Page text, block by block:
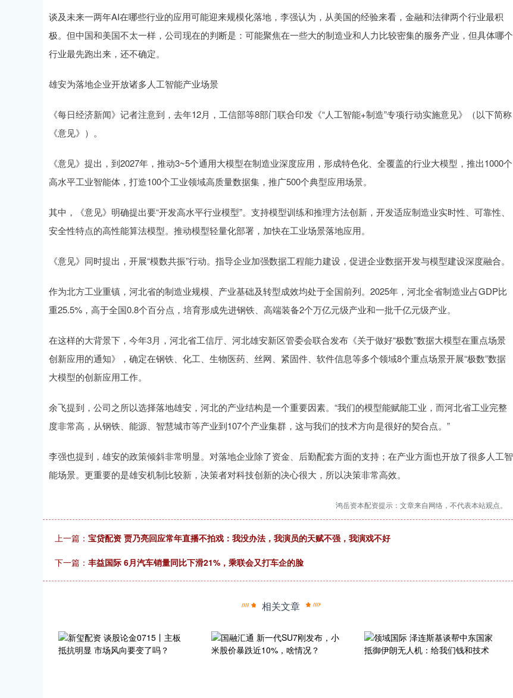
谈及未来一两年AI在哪些行业的应用可能迎来规模化落地，李强认为，从美国的经验来看，金融和法律两个行业最积
极。但中国和美国不太一样，公司现在的判断是：可能聚焦在一些大的制造业和人力比较密集的服务产业，但具体哪个
行业最先跑出来，还不确定。
雄安为落地企业开放诸多人工智能产业场景
《每日经济新闻》记者注意到，去年12月，工信部等8部门联合印发《“人工智能+制造”专项行动实施意见》（以下简称
《意见》）。
《意见》提出，到2027年，推动3~5个通用大模型在制造业深度应用，形成特色化、全覆盖的行业大模型，推出1000个
高水平工业智能体，打造100个工业领域高质量数据集，推广500个典型应用场景。
其中，《意见》明确提出要“开发高水平行业模型”。支持模型训练和推理方法创新，开发适应制造业实时性、可靠性、
安全性特点的高性能算法模型。推动模型轻量化部署，加快在工业场景落地应用。
《意见》同时提出，开展“模数共振”行动。指导企业加强数据工程能力建设，促进企业数据开发与模型建设深度融合。
作为北方工业重镇，河北省的制造业规模、产业基础及转型成效均处于全国前列。2025年，河北全省制造业占GDP比
重25.5%，高于全国0.8个百分点，培育形成先进钢铁、高端装备2个万亿元级产业和一批千亿元级产业。
在这样的大背景下，今年3月，河北省工信厅、河北雄安新区管委会联合发布《关于做好“极数”数据大模型在重点场景
创新应用的通知》，确定在钢铁、化工、生物医药、丝网、紧固件、软件信息等多个领域8个重点场景开展“极数”数据
大模型的创新应用工作。
余飞提到，公司之所以选择落地雄安，河北的产业结构是一个重要因素。“我们的模型能赋能工业，而河北省工业完整
度非常高，从钢铁、能源、智慧城市等产业到107个产业集群，这与我们的技术方向是很好的契合点。”
李强也提到，雄安的政策倾斜非常明显。对落地企业除了资金、后勤配套方面的支持；在产业方面也开放了很多人工智
能场景。更重要的是雄安机制比较新，决策者对科技创新的决心很大，所以决策非常高效。
鸿岳资本配资提示：文章来自网络，不代表本站观点。
上一篇： 宝贷配资 贾乃亮回应常年直播不拍戏：我没办法，我演员的天赋不强，我演戏不好
下一篇： 丰益国际 6月汽车销量同比下滑21%，乘联会又打车企的脸
相关文章